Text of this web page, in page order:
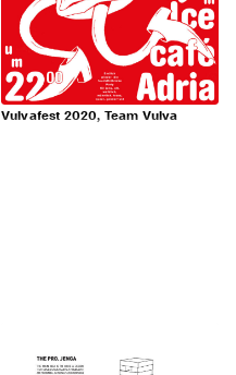
Vulvafest 2020, Team Vulva